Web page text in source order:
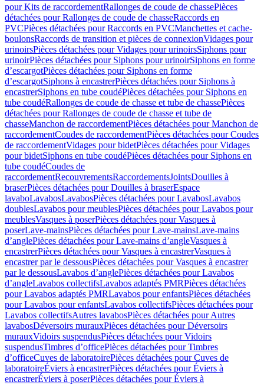
pour Kits de raccordementRallonges de coude de chassePièces
détachées pour Rallonges de coude de chasseRaccords en
PVCPièces détachées pour Raccords en PVCManchettes et cache-
boulonsRaccords de transition et pièces de connexionVidages pour
urinoirsPièces détachées pour Vidages pour urinoirsSiphons pour
urinoirPièces détachées pour Siphons pour urinoirSiphons en forme
d’escargotPièces détachées pour Siphons en forme
d’escargotSiphons à encastrerPièces détachées pour Siphons à
encastrerSiphons en tube coudéPièces détachées pour Siphons en
tube coudéRallonges de coude de chasse et tube de chassePièces
détachées pour Rallonges de coude de chasse et tube de
chasseManchon de raccordementPièces détachées pour Manchon de
raccordementCoudes de raccordementPièces détachées pour Coudes
de raccordementVidages pour bidetPièces détachées pour Vidages
pour bidetSiphons en tube coudéPièces détachées pour Siphons en
tube coudéCoudes de
raccordementRecouvrementsRaccordementsJointsDouilles à
braserPièces détachées pour Douilles à braserEspace
lavaboLavabosLavabosPièces détachées pour LavabosLavabos
doublesLavabos pour meublesPièces détachées pour Lavabos pour
meublesVasques à poserPièces détachées pour Vasques à
poserLave-mainsPièces détachées pour Lave-mainsLave-mains
d’anglePièces détachées pour Lave-mains d’angleVasques à
encastrerPièces détachées pour Vasques à encastrerVasques à
encastrer par le dessousPièces détachées pour Vasques à encastrer
par le dessousLavabos d’anglePièces détachées pour Lavabos
d’angleLavabos collectifsLavabos adaptés PMRPièces détachées
pour Lavabos adaptés PMRLavabos pour enfantsPièces détachées
pour Lavabos pour enfantsLavabos collectifsPièces détachées pour
Lavabos collectifsAutres lavabosPièces détachées pour Autres
lavabosDéversoirs murauxPièces détachées pour Déversoirs
murauxVidoirs suspendusPièces détachées pour Vidoirs
suspendusTimbres dʼofficePièces détachées pour Timbres
dʼofficeCuves de laboratoirePièces détachées pour Cuves de
laboratoireÉviers à encastrerPièces détachées pour Éviers à
encastrerÉviers à poserPièces détachées pour Éviers à